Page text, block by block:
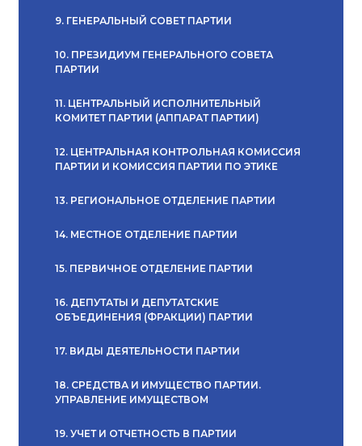
9. ГЕНЕРАЛЬНЫЙ СОВЕТ ПАРТИИ
10. ПРЕЗИДИУМ ГЕНЕРАЛЬНОГО СОВЕТА
ПАРТИИ
11. ЦЕНТРАЛЬНЫЙ ИСПОЛНИТЕЛЬНЫЙ
КОМИТЕТ ПАРТИИ (АППАРАТ ПАРТИИ)
12. ЦЕНТРАЛЬНАЯ КОНТРОЛЬНАЯ КОМИССИЯ
ПАРТИИ И КОМИССИЯ ПАРТИИ ПО ЭТИКЕ
13. РЕГИОНАЛЬНОЕ ОТДЕЛЕНИЕ ПАРТИИ
14. МЕСТНОЕ ОТДЕЛЕНИЕ ПАРТИИ
15. ПЕРВИЧНОЕ ОТДЕЛЕНИЕ ПАРТИИ
16. ДЕПУТАТЫ И ДЕПУТАТСКИЕ
ОБЪЕДИНЕНИЯ (ФРАКЦИИ) ПАРТИИ
17. ВИДЫ ДЕЯТЕЛЬНОСТИ ПАРТИИ
18. СРЕДСТВА И ИМУЩЕСТВО ПАРТИИ.
УПРАВЛЕНИЕ ИМУЩЕСТВОМ
19. УЧЕТ И ОТЧЕТНОСТЬ В ПАРТИИ